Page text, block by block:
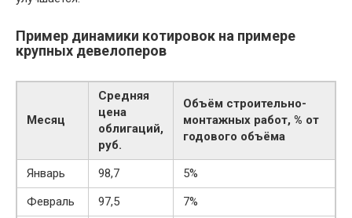
Пример динамики котировок на примере
крупных девелоперов
Месяц
Средняя
цена
облигаций,
руб.
Объём строительно-
монтажных работ, % от
годового объёма
Январь 98,7
5%
Февраль
97,5
7%